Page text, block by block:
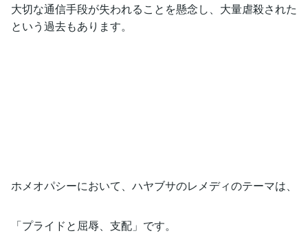
大切な通信手段が失われることを懸念し、大量虐殺された
という過去もあります。
ホメオパシーにおいて、ハヤブサのレメディのテーマは、
「プライドと屈辱、支配」です。